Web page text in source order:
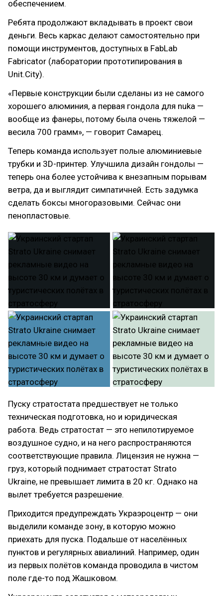
обеспечением.
Ребята продолжают вкладывать в проект свои
деньги. Весь каркас делают самостоятельно при
помощи инструментов, доступных в FabLab
Fabricator (лаборатории прототипирования в
Unit.City).
«Первые конструкции были сделаны из не самого
хорошего алюминия, а первая гондола для nuka —
вообще из фанеры, потому была очень тяжелой —
весила 700 грамм», — говорит Самарец.
Теперь команда использует полые алюминиевые
трубки и 3D-принтер. Улучшила дизайн гондолы —
теперь она более устойчива к внезапным порывам
ветра, да и выглядит симпатичней. Есть задумка
сделать боксы многоразовыми. Сейчас они
пенопластовые.
Пуску стратостата предшествует не только
техническая подготовка, но и юридическая
работа. Ведь стратостат — это непилотируемое
воздушное судно, и на него распространяются
соответствующие правила. Лицензия не нужна —
груз, который поднимает стратостат Strato
Ukraine, не превышает лимита в 20 кг. Однако на
вылет требуется разрешение.
Приходится предупреждать Украэроцентр — они
выделили команде зону, в которую можно
приехать для пуска. Подальше от населённых
пунктов и регулярных авиалиний. Например, один
из первых полётов команда проводила в чистом
поле где-то под Жашковом.